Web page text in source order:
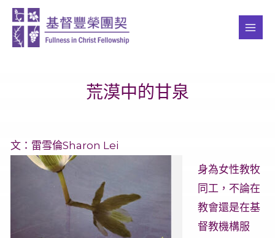
Skip
content
荒漠中的甘泉
文：雷雪倫Sharon Lei
身為女性教牧
同工，不論在
教會還是在基
督教機構服